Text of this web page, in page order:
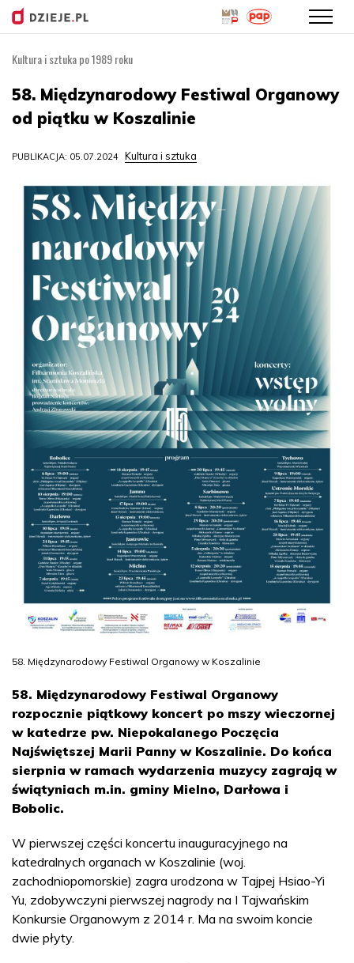
treści
Kultura i sztuka po 1989 roku
58. Międzynarodowy Festiwal Organowy
od piątku w Koszalinie
PUBLIKACJA: 05.07.2024 Kultura i sztuka
58. Międzynarodowy Festiwal Organowy w Koszalinie
58. Międzynarodowy Festiwal Organowy
rozpocznie piątkowy koncert po mszy wieczornej
w katedrze pw. Niepokalanego Poczęcia
Najświętszej Marii Panny w Koszalinie. Do końca
sierpnia w ramach wydarzenia muzycy zagrają w
świątyniach m.in. gminy Mielno, Darłowa i
Bobolic.
W pierwszej części koncertu inauguracyjnego na
katedralnych organach w Koszalinie (woj.
zachodniopomorskie) zagra urodzona w Tajpej Hsiao-Yi
Yu, zdobywczyni pierwszej nagrody na I Tajwańskim
Konkursie Organowym z 2014 r. Ma na swoim koncie
dwie płyty.